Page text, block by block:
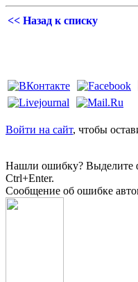
<< Назад к списку
Войти на сайт, чтобы
Нашли ошибку? Выделите
Ctrl+Enter.
Сообщение об ошибке